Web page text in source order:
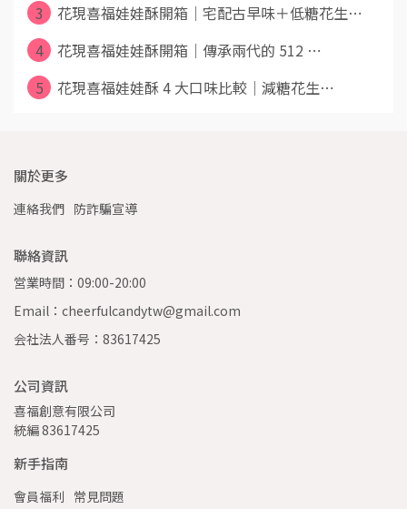
3
花現喜福娃娃酥開箱｜宅配古早味＋低糖花生⋯
4
花現喜福娃娃酥開箱｜傳承兩代的 512 ⋯
5
花現喜福娃娃酥 4 大口味比較｜減糖花生⋯
關於更多
連絡我們 防詐騙宣導
聯絡資訊
営業時間：09:00-20:00
Email：cheerfulcandytw@gmail.com
会社法人番号：83617425
公司資訊
喜福創意有限公司
統編 83617425
新手指南
會員福利 常見問題